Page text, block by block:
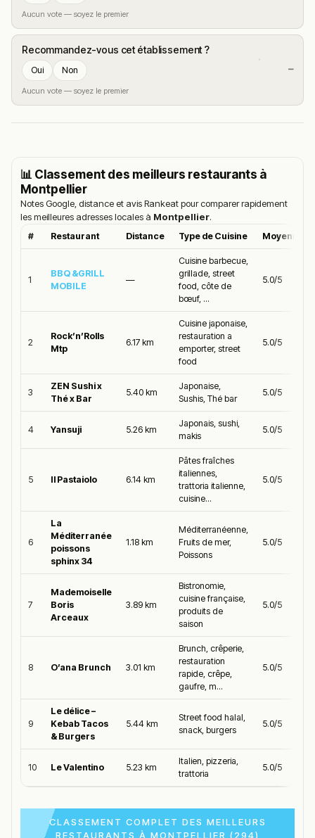
Aucun vote — soyez le premier
Recommandez-vous cet établissement ?
Oui Non
Aucun vote — soyez le premier
—
📊 Classement des meilleurs restaurants à
Montpellier
Notes Google, distance et avis Rankeat pour comparer rapidement
les meilleures adresses locales à Montpellier.
# Restaurant Distance Type de Cuisine Moyenne
1
BBQ &GRILL
MOBILE
—
Cuisine barbecue,
grillade, street
food, côte de
bœuf, ...
5.0/5
2
Rock’n’Rolls
Mtp
6.17 km
Cuisine japonaise,
restauration a
emporter, street
food
5.0/5
3
ZEN Sushi x
Thé x Bar
5.40 km
Japonaise,
Sushis, Thé bar
5.0/5
4 Yansuji 5.26 km
Japonais, sushi,
makis
5.0/5
5 Il Pastaiolo 6.14 km
Pâtes fraîches
italiennes,
trattoria italienne,
cuisine...
5.0/5
6
La
Méditerranée
poissons
sphinx 34
1.18 km
Méditerranéenne,
Fruits de mer,
Poissons
5.0/5
7
Mademoiselle
Boris
Arceaux
3.89 km
Bistronomie,
cuisine française,
produits de
saison
5.0/5
8 O’ana Brunch 3.01 km
Brunch, crêperie,
restauration
rapide, crêpe,
gaufre, m...
5.0/5
9
Le délice –
Kebab Tacos
& Burgers
5.44 km
Street food halal,
snack, burgers
5.0/5
10 Le Valentino 5.23 km
Italien, pizzeria,
trattoria
5.0/5
CLASSEMENT COMPLET DES MEILLEURS
RESTAURANTS À MONTPELLIER (294)